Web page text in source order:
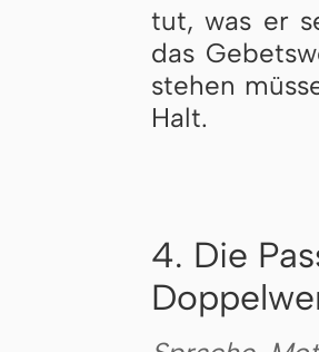
tut, was er
das
stehen
Halt.
4. Die